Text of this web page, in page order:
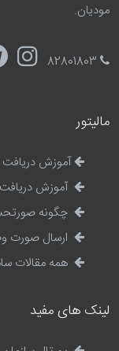
مودیان.
مالیتور
آموزش دریافت
آموزش
چگونه
ارسال صورت
همه مقالات
لینک های مفید